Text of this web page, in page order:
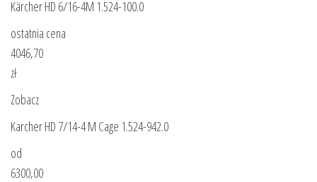
Kärcher HD 6/16-4M 1.524-100.0
ostatnia cena
4046,70
zł
Zobacz
Karcher HD 7/14-4 M Cage 1.524-942.0
od
6300,00